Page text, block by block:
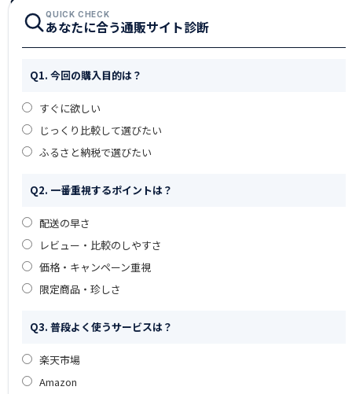
QUICK CHECK
あなたに合う通販サイト診断
Q1. 今回の購入目的は？
すぐに欲しい
じっくり比較して選びたい
ふるさと納税で選びたい
Q2. 一番重視するポイントは？
配送の早さ
レビュー・比較のしやすさ
価格・キャンペーン重視
限定商品・珍しさ
Q3. 普段よく使うサービスは？
楽天市場
Amazon